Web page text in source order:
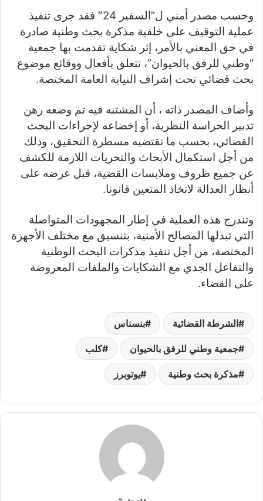
وحسب مصدر أمني ل”السفير 24″ فقد جرى تنفيذ
عملية التوقيف على خلفية مذكرة بحث وطنية صادرة
في حق المعني بالأمر، إثر شكاية تقدمت بها جمعية
“وطني للرفق بالحيوان”، تتعلق بأفعال ووقائع موضوع
بحث قضائي تحت إشراف النيابة العامة المختصة.
وأضاف المصدر ذاته ، أن المشتبه فيه تم وضعه رهن
تدبير الحراسة النظرية، أو إخضاعه لإجراءات البحث
القضائي، بحسب ما تقتضيه مسطرة التحقيق، وذلك
من أجل استكمال الأبحاث والتحريات اللازمة للكشف
عن جميع ظروف وملابسات القضية، قبل عرضه على
أنظار العدالة لاتخاذ المتعين قانونا.
وتندرج هذه العملية في إطار المجهودات المتواصلة
التي تبذلها المصالح الأمنية، بتنسيق مع مختلف الأجهزة
المختصة، من أجل تنفيذ مذكرات البحث الوطنية
والتفاعل الجدي مع الشكايات والملفات المعروضة
على القضاء.
الشرطة القضائية بنسناس
جمعية وطني للرفق بالحيوان كلب
مذكرة بحث وطنية يوتوبرز